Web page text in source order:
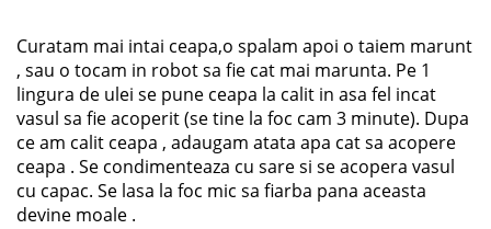
Curatam mai intai ceapa,o spalam apoi o taiem marunt
, sau o tocam in robot sa fie cat mai marunta. Pe 1
lingura de ulei se pune ceapa la calit in asa fel incat
vasul sa fie acoperit (se tine la foc cam 3 minute). Dupa
ce am calit ceapa , adaugam atata apa cat sa acopere
ceapa . Se condimenteaza cu sare si se acopera vasul
cu capac. Se lasa la foc mic sa fiarba pana aceasta
devine moale .